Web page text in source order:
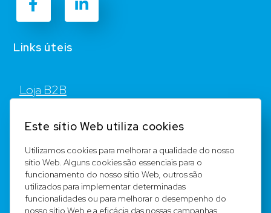
Links úteis
Loja B2B
Registar
Equipa
Este sítio Web utiliza cookies
Utilizamos cookies para melhorar a qualidade do nosso
sítio Web. Alguns cookies são essenciais para o
funcionamento do nosso sítio Web, outros são
utilizados para implementar determinadas
funcionalidades ou para melhorar o desempenho do
nosso sítio Web e a eficácia das nossas campanhas